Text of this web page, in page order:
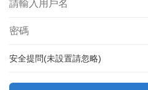
安全提問(未設置請忽略)